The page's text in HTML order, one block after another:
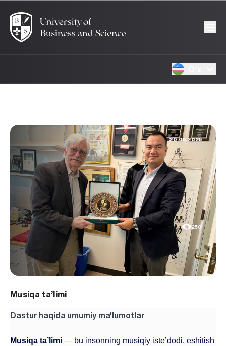
20.05.2025
250
Musiqa ta’limi
Dastur haqida umumiy ma'lumotlar
Musiqa ta’limi — bu insonning musiqiy iste’dodi, eshitish